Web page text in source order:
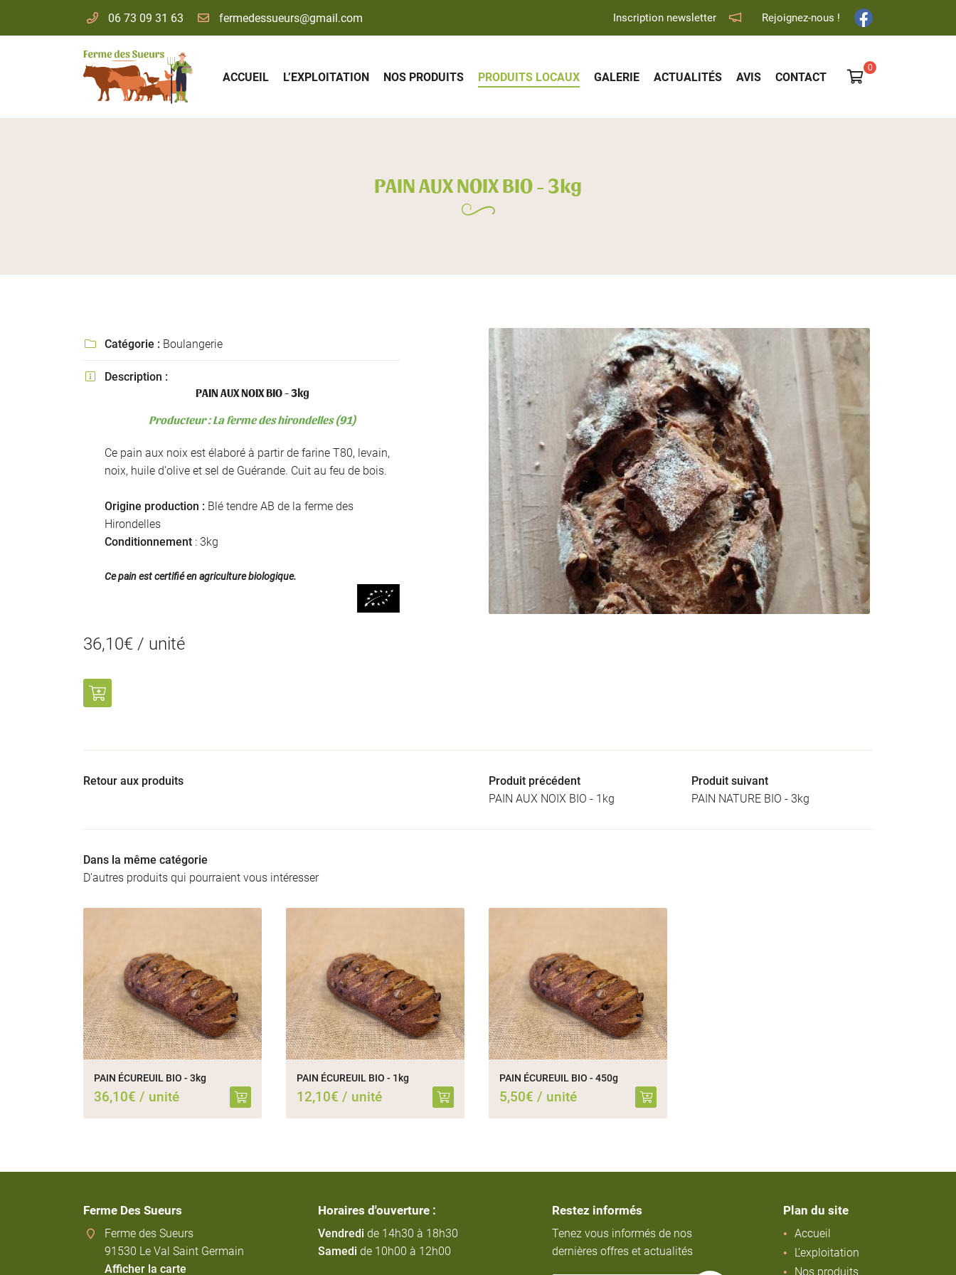
06 73 09 31 63 Inscription newsletter Rejoignez-nous !
ACCUEIL L’EXPLOITATION NOS PRODUITS PRODUITS LOCAUX GALERIE ACTUALITÉS AVIS CONTACT 
Voir notre sélection
0€
VALIDER VOTRE PANIER
Ferme des Sueurs
91530 Le Val Saint Germain
06 73 09 31 63
le formulaire de désinscription
INSCRIPTION
PAIN AUX NOIX BIO - 3kg
 Catégorie : Boulangerie

Description :
PAIN AUX NOIX BIO - 3kg
Producteur : La ferme des hirondelles (91)
Ce pain aux noix est élaboré à partir de farine T80, levain,
noix, huile d'olive et sel de Guérande. Cuit au feu de bois.
Origine production : Blé tendre AB de la ferme des
Hirondelles
Conditionnement : 3kg
Ce pain est certifié en agriculture biologique.
36,10€ / unité
Retour aux produits
Produit précédent
PAIN AUX NOIX BIO - 1kg
Produit suivant
PAIN NATURE BIO - 3kg
Dans la même catégorie
D'autres produits qui pourraient vous intéresser
PAIN ÉCUREUIL BIO - 3kg
36,10€ / unité
PAIN ÉCUREUIL BIO - 1kg
12,10€ / unité
PAIN ÉCUREUIL BIO - 450g
5,50€ / unité
Ferme Des Sueurs
Ferme des Sueurs
91530 Le Val Saint Germain
Afficher la carte
Horaires d'ouverture :
Vendredi de 14h30 à 18h30
Samedi de 10h00 à 12h00
Restez informés
Tenez vous informés de nos
dernières offres et actualités
Plan du site
Accueil
L’exploitation
Nos produits